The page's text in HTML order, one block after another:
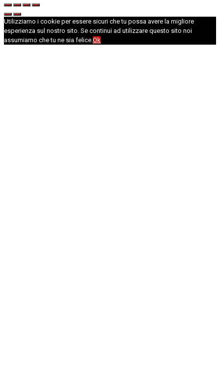
Utilizziamo i cookie per essere sicuri che tu possa avere la migliore
esperienza sul nostro sito. Se continui ad utilizzare questo sito noi
assumiamo che tu ne sia felice.Ok